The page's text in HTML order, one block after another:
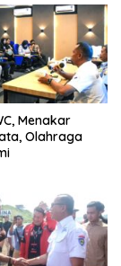
Menakar
Olahraga